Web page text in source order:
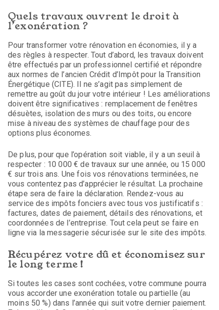
Quels travaux ouvrent le droit à
l’exonération ?
Pour transformer votre rénovation en économies, il y a
des règles à respecter. Tout d’abord, les travaux doivent
être effectués par un professionnel certifié et répondre
aux normes de l’ancien Crédit d’Impôt pour la Transition
Énergétique (CITE). Il ne s’agit pas simplement de
remettre au goût du jour votre intérieur ! Les améliorations
doivent être significatives : remplacement de fenêtres
désuètes, isolation des murs ou des toits, ou encore
mise à niveau des systèmes de chauffage pour des
options plus économes.
De plus, pour que l’opération soit viable, il y a un seuil à
respecter : 10 000 € de travaux sur une année, ou 15 000
€ sur trois ans. Une fois vos rénovations terminées, ne
vous contentez pas d’apprécier le résultat. La prochaine
étape sera de faire la déclaration. Rendez-vous au
service des impôts fonciers avec tous vos justificatifs :
factures, dates de paiement, détails des rénovations, et
coordonnées de l’entreprise. Tout cela peut se faire en
ligne via la messagerie sécurisée sur le site des impôts.
Récupérez votre dû et économisez sur
le long terme !
Si toutes les cases sont cochées, votre commune pourra
vous accorder une exonération totale ou partielle (au
moins 50 %) dans l’année qui suit votre dernier paiement.